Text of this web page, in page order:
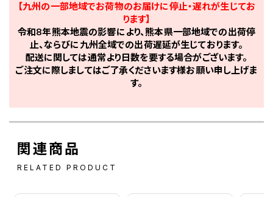
【九州の一部地域でお荷物のお届けに停止・遅れが生じてお
ります】
令和8年熊本地震の影響により、熊本県一部地域での出荷停
止、ならびに九州全域での出荷遅延が生じております。
配送に関しては通常より日数を要する場合がございます。
ご注文に際しましてはご了承くださいます様お願い申し上げま
す。
関連商品
RELATED PRODUCT